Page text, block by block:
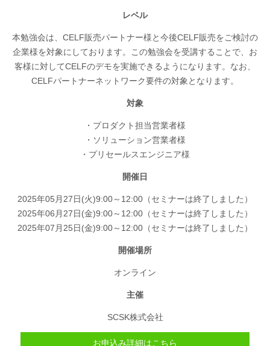
レベル
本勉強会は、CELF販売パートナー様と今後CELF販売をご検討の
企業様を対象にしております。この勉強会を受講することで、お
客様に対してCELFのデモを実施できるようになります。なお、
CELFパートナーネットワーク要件の対象となります。
対象
・プロダクト担当営業者様
・ソリューション営業者様
・プリセールスエンジニア様
開催日
2025年05月27日(火)9:00～12:00（セミナーは終了しました）
2025年06月27日(金)9:00～12:00（セミナーは終了しました）
2025年07月25日(金)9:00～12:00（セミナーは終了しました）
開催場所
オンライン
主催
SCSK株式会社
お申込み詳細はこちら